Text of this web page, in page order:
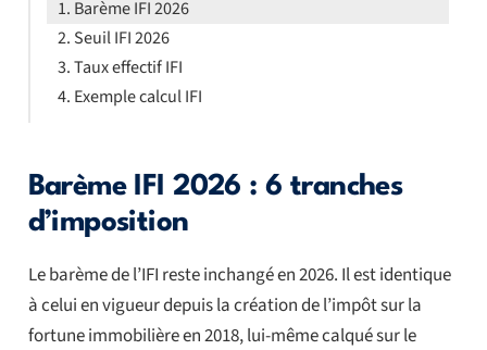
Barème IFI 2026 : 6 tranches
d’imposition
Le barème de l’IFI reste inchangé en 2026. Il est identique
à celui en vigueur depuis la création de l’impôt sur la
fortune immobilière en 2018, lui-même calqué sur le
Barème IFI 2026
Seuil IFI 2026
Taux effectif IFI
Exemple calcul IFI